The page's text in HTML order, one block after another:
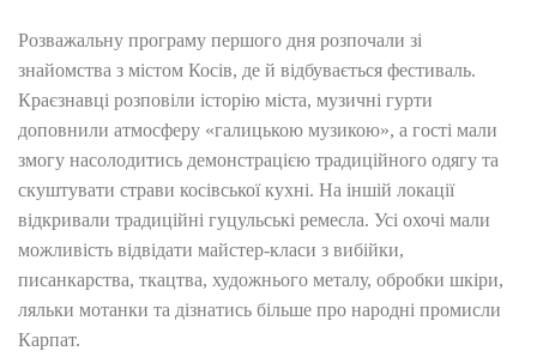
Розважальну програму першого дня розпочали зі
знайомства з містом Косів, де й відбувається фестиваль.
Краєзнавці розповіли історію міста, музичні гурти
доповнили атмосферу «галицькою музикою», а гості мали
змогу насолодитись демонстрацією традиційного одягу та
скуштувати страви косівської кухні. На іншій локації
відкривали традиційні гуцульські ремесла. Усі охочі мали
можливість відвідати майстер-класи з вибійки,
писанкарства, ткацтва, художнього металу, обробки шкіри,
ляльки мотанки та дізнатись більше про народні промисли
Карпат.